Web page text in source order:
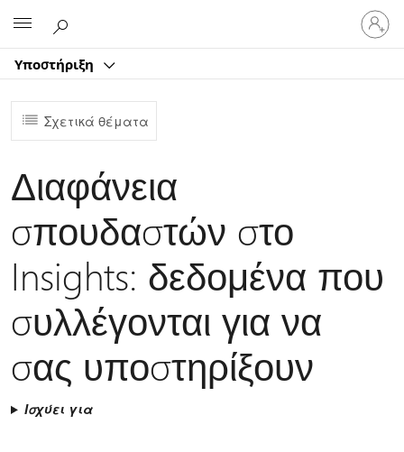
Υποστήριξη
Είσοδος
στον
Σχετικά θέματα
Διαφάνεια
σπουδαστών στο
Insights: δεδομένα που
συλλέγονται για να
σας υποστηρίξουν
Ισχύει για